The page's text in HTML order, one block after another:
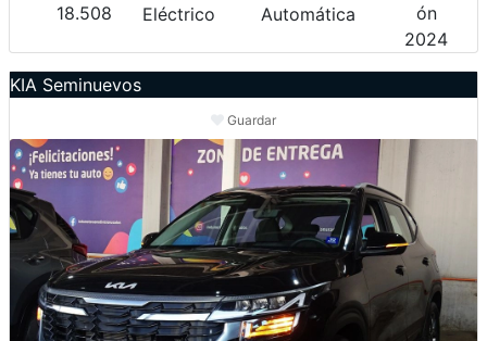
18.508
Eléctrico
Automática
2024
KIA Seminuevos
Guardar